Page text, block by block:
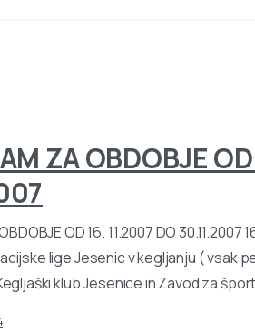
ZA OBDOBJE
OD 16. 11.2007 DO
lige Jesenic v kegljanju ( vsak
klub Jesenice in Zavod za